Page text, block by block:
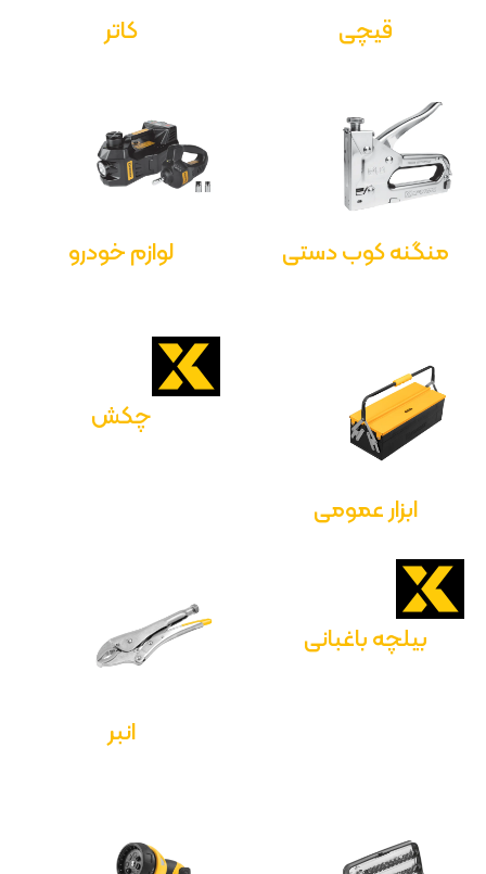
قیچی کاتر
منگنه کوب دستی لوازم خودرو
ابزار عمومی
چکش
بیلچه باغبانی
انبر